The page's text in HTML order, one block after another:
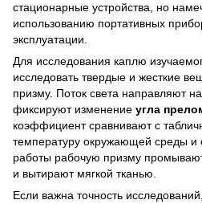
стационарные устройства, но
использованию портативных
эксплуатации.
Для исследования каплю
исследовать твердые и жесткие
призму. Поток света направляют
фиксируют изменение угла
коэффициент сравнивают с
температуру окружающей среды и
работы рабочую призму
и вытирают мягкой тканью.
Если важна точность